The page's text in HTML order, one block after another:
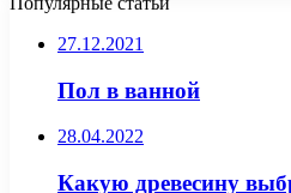
27.12.2021
Пол в ванной
28.04.2022
Какую древесину